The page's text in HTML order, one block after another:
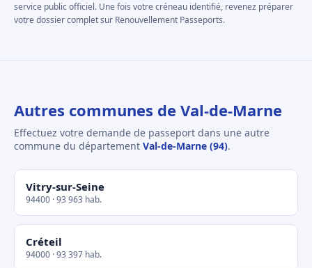
service public officiel. Une fois votre créneau identifié, revenez préparer
votre dossier complet sur Renouvellement Passeports.
Autres communes de Val-de-Marne
Effectuez votre demande de passeport dans une autre
commune du département Val-de-Marne (94).
Vitry-sur-Seine
94400 · 93 963 hab.
Créteil
94000 · 93 397 hab.